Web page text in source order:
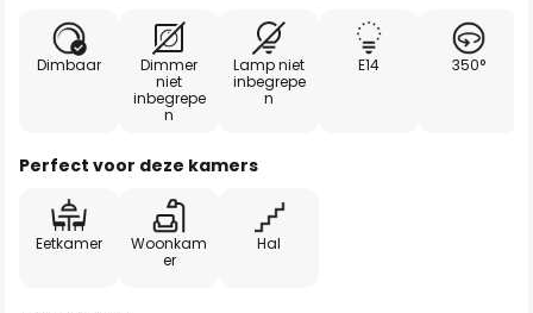
Dimbaar
Dimmer
niet
inbegrepe
n
Lamp niet
inbegrepe
n
E14 350°
Perfect voor deze kamers
Eetkamer
Woonkam
er
Hal